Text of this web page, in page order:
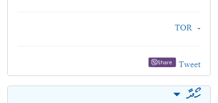
-
TOR
Tweet
Share
ހޯދާ